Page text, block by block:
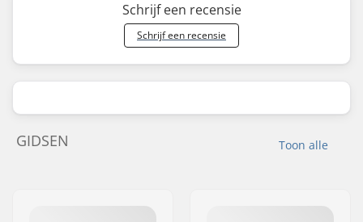
Schrijf een recensie
Schrijf een recensie
Toon alle
GIDSEN